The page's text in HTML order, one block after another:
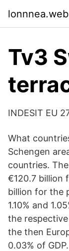
Tv3
INDESIT EU
What
Schengen
countries.
€120.7 billion
billion for the
1.10% and
the
the then
0.03% of